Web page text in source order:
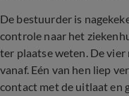
De bestuurder is
controle naar het
ter plaatse weten. De
vanaf. Eén van hen liep
contact met de uitlaat en